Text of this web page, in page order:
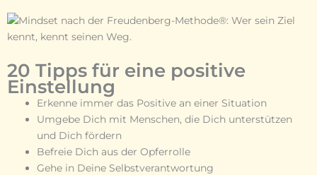
20 Tipps für eine positive
Einstellung
Erkenne immer das Positive an einer Situation
Umgebe Dich mit Menschen, die Dich unterstützen
und Dich fördern
Befreie Dich aus der Opferrolle
Gehe in Deine Selbstverantwortung